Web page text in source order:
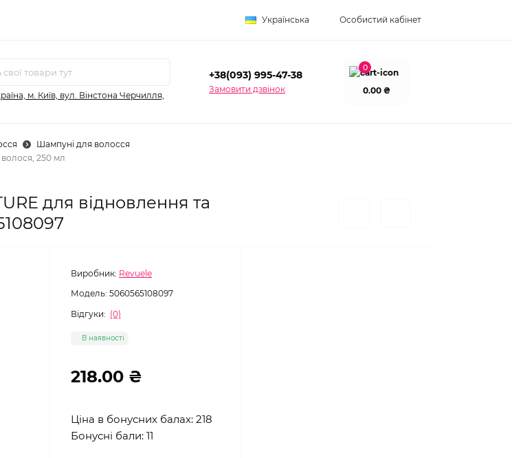
Українська Особистий кабінет
м. Київ, вул. Вінстона Черчилля,
+38(093) 995-47-38
Замовити дзвінок
0
0.00 ₴
Шампуні для волосся
250 мл
для відновлення та
Виробник: Revuele
Модель: 5060565108097
Відгуки: (0)
В наявності
218.00 ₴
Ціна в бонусних балах: 218
Бонусні бали: 11